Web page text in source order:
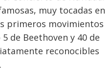
muy tocadas en
primeros movimientos
de Beethoven y 40 de
reconocibles